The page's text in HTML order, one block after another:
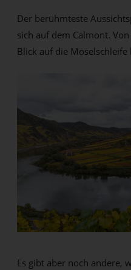
Der berühmteste
sich auf dem Calmont.
Blick auf die Moselschleife
Es gibt aber noch andere,